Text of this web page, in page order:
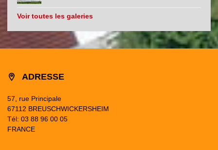
Voir toutes les galeries
ADRESSE
57, rue Principale
67112 BREUSCHWICKERSHEIM
Tél: 03 88 96 00 05
FRANCE